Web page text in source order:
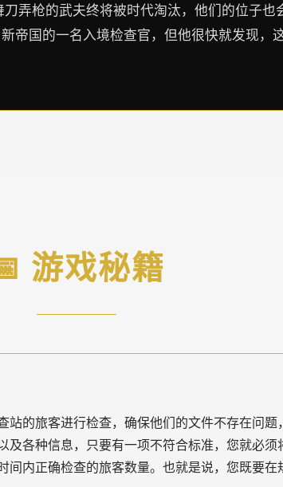
弄枪的武夫终将被时代淘汰，他们的位子也
帝国的一名入境检查官，但他很快就发现，
游戏秘籍
的旅客进行检查，确保他们的文件不存在问
各种信息，只要有一项不符合标准，您就必
内正确检查的旅客数量。也就是说，您既要在